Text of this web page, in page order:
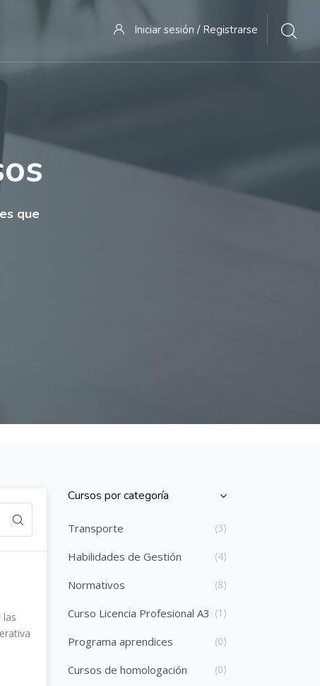
Iniciar sesión / Registrarse
que
las
Salta [Cocoon] Course Categories List
Cursos por categoría
Transporte (3)
Habilidades de Gestión (4)
Normativos (8)
Curso Licencia Profesional A3 (1)
Programa aprendices (0)
Cursos de homologación (0)